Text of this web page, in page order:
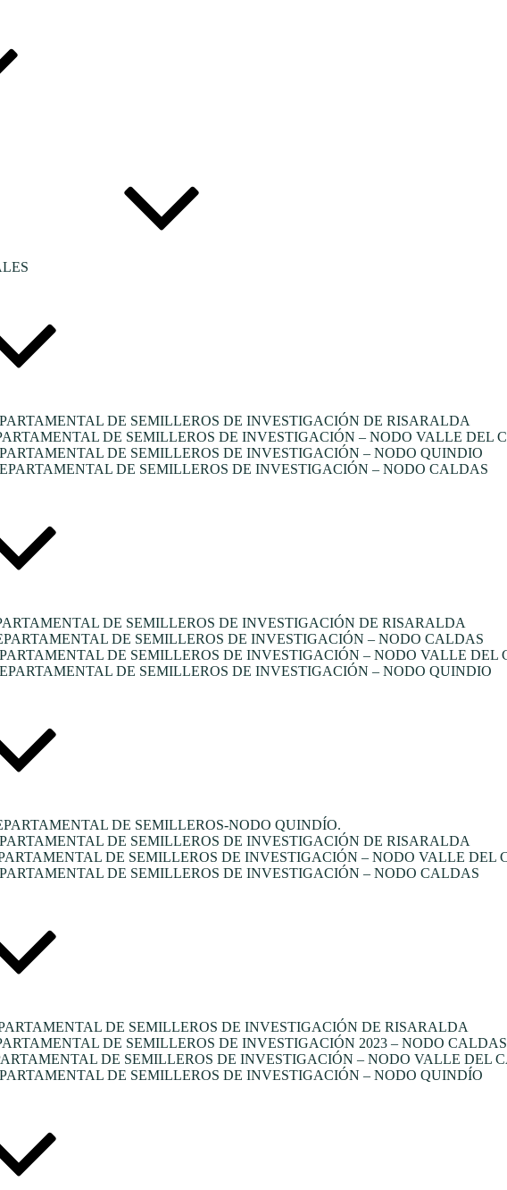
DE SEMILLEROS DE INVESTIGACIÓN DE RISARALDA
DE SEMILLEROS DE INVESTIGACIÓN – NODO VALLE DEL
DE SEMILLEROS DE INVESTIGACIÓN – NODO QUINDIO
DE SEMILLEROS DE INVESTIGACIÓN – NODO CALDAS
DE SEMILLEROS DE INVESTIGACIÓN DE RISARALDA
DE SEMILLEROS DE INVESTIGACIÓN – NODO CALDAS
DE SEMILLEROS DE INVESTIGACIÓN – NODO VALLE DEL
DE SEMILLEROS DE INVESTIGACIÓN – NODO QUINDIO
DE SEMILLEROS-NODO QUINDÍO.
DE SEMILLEROS DE INVESTIGACIÓN DE RISARALDA
DE SEMILLEROS DE INVESTIGACIÓN – NODO VALLE DEL
DE SEMILLEROS DE INVESTIGACIÓN – NODO CALDAS
DE SEMILLEROS DE INVESTIGACIÓN DE RISARALDA
DE SEMILLEROS DE INVESTIGACIÓN 2023 – NODO CALDAS
DE SEMILLEROS DE INVESTIGACIÓN – NODO VALLE DEL
DE SEMILLEROS DE INVESTIGACIÓN – NODO QUINDÍO